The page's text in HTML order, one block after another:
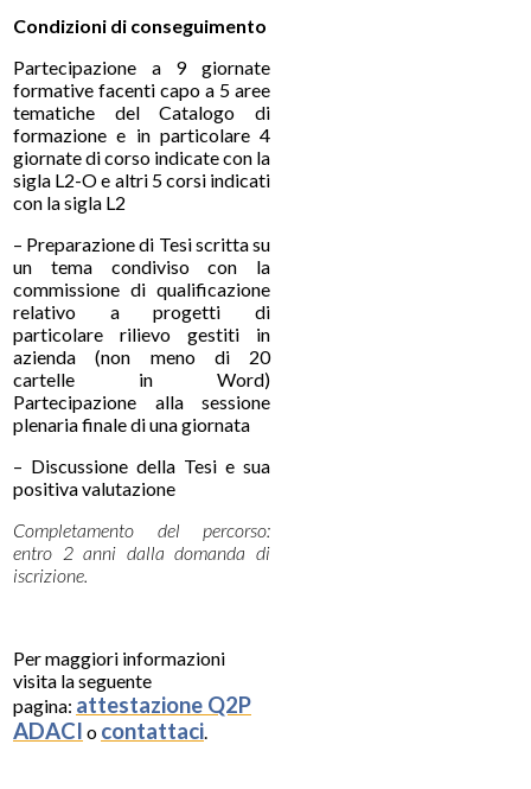
Condizioni di conseguimento
Partecipazione a 9 giornate
formative facenti capo a 5 aree
tematiche del Catalogo di
formazione e in particolare 4
giornate di corso indicate con la
sigla L2-O e altri 5 corsi indicati
con la sigla L2
– Preparazione di Tesi scritta su
un tema condiviso con la
commissione di qualificazione
relativo a progetti di
particolare rilievo gestiti in
azienda (non meno di 20
cartelle in Word)
Partecipazione alla sessione
plenaria finale di una giornata
– Discussione della Tesi e sua
positiva valutazione
Completamento del percorso:
entro 2 anni dalla domanda di
iscrizione.
Per maggiori informazioni
visita la seguente
pagina: attestazione Q2P
ADACI o contattaci.